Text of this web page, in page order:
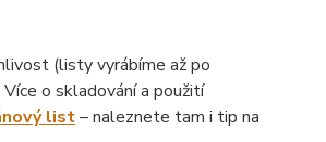
(listy vyrábíme až po
o skladování a použití
list– naleznete tam i tip na